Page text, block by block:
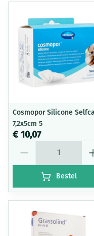
Cosmopor Silicone
7,2x5cm 5
€ 10,07
Bestel